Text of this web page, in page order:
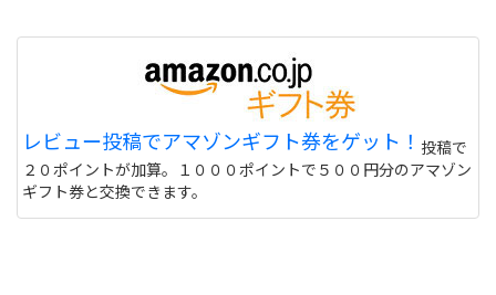
レビュー投稿でアマゾンギフト券をゲット！ 投稿で
２０ポイントが加算。１０００ポイントで５００円分のアマゾン
ギフト券と交換できます。